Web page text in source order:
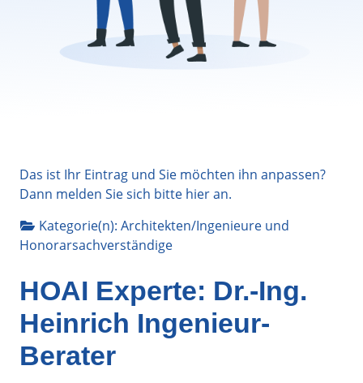
Das ist Ihr Eintrag und Sie möchten ihn anpassen?
Dann melden Sie sich bitte hieran.
Kategorie(n): Architekten/Ingenieure und
Honorarsachverständige
HOAI Experte: Dr.-Ing.
Heinrich Ingenieur-
Berater